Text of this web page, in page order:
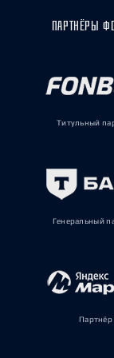
ПАРТНЁРЫ
Титульный
Генеральный
Партнёр